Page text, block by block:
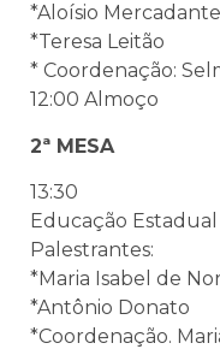
*Aloísio Mercadante
*Teresa Leitão
* Coordenação:
12:00 Almoço
2ª MESA
13:30
Educação Estadual
Palestrantes:
*Maria Isabel de
*Antônio Donato
*Coordenação.